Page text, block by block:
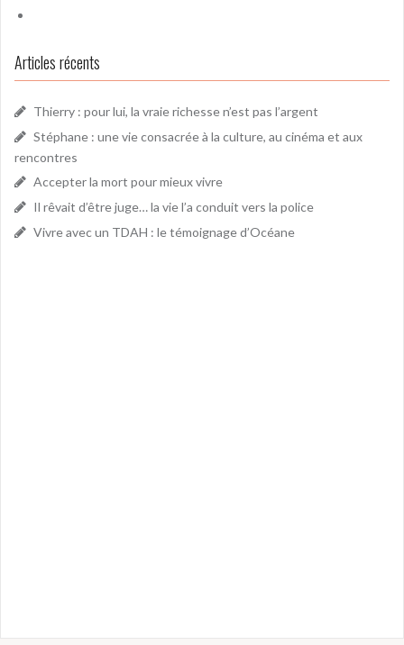
Articles récents
Thierry : pour lui, la vraie richesse n’est pas l’argent
Stéphane : une vie consacrée à la culture, au cinéma et aux
rencontres
Accepter la mort pour mieux vivre
Il rêvait d’être juge… la vie l’a conduit vers la police
Vivre avec un TDAH : le témoignage d’Océane